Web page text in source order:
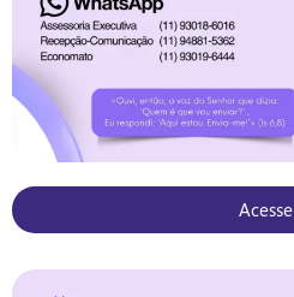
Acesse